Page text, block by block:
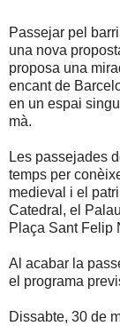
Passejar pel
una nova
proposa una
encant de
en un espai
mà.
Les passejades
temps per
medieval i el
Catedral, el
Plaça Sant Felip
Al acabar la
el programa
Dissabte, 30 de